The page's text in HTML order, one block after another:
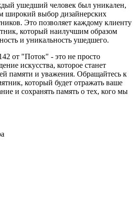
ушедший человек был уникален,
широкий выбор дизайнерских
Это позволяет каждому клиенту
который наилучшим образом
и уникальность ушедшего.
от "Поток" - это не просто
искусства, которое станет
памяти и уважения. Обращайтесь к
который будет отражать ваше
и сохранять память о тех, кого мы